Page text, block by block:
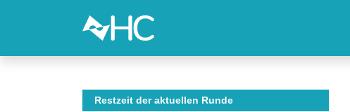
Restzeit der aktuellen Runde